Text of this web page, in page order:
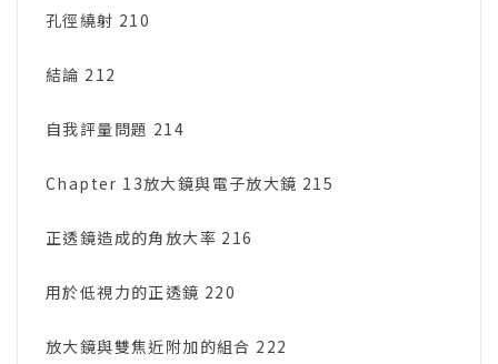
孔徑繞射 210
結論 212
自我評量問題 214
Chapter 13放大鏡與電子放大鏡 215
正透鏡造成的角放大率 216
用於低視力的正透鏡 220
放大鏡與雙焦近附加的組合 222